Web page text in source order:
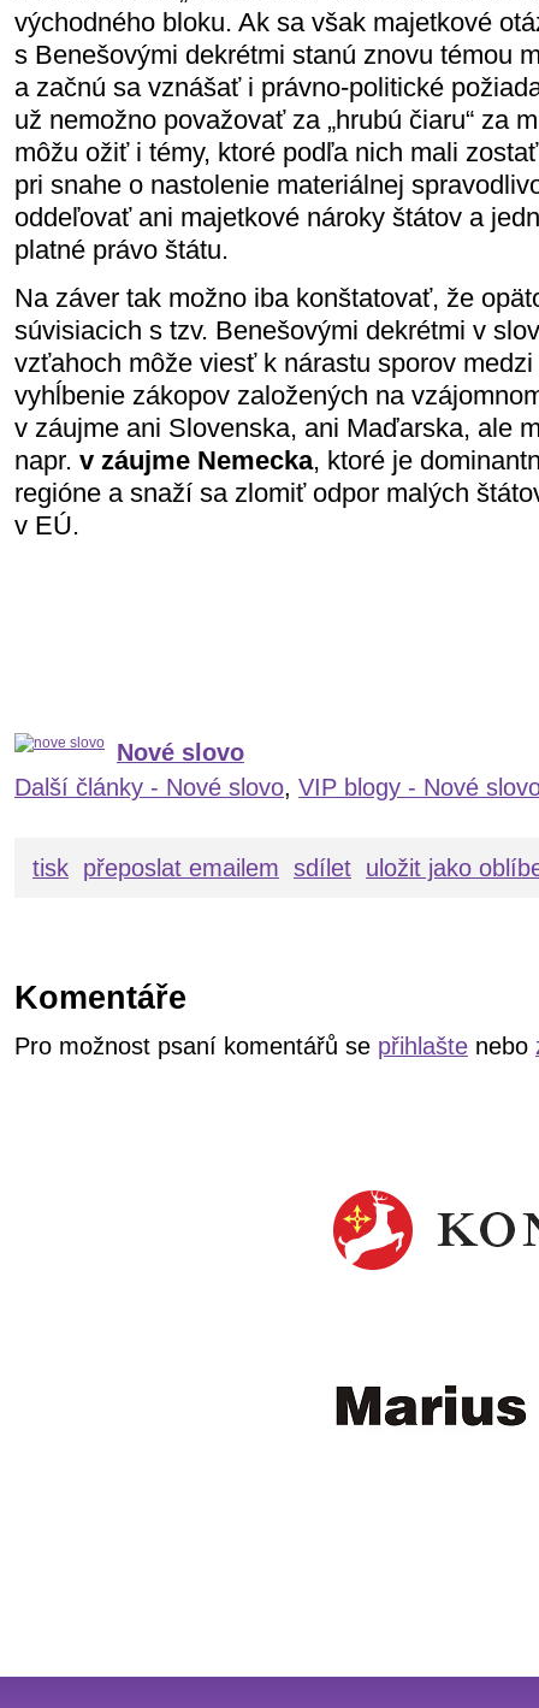
východného bloku. Ak sa však majetkové
s Benešovými dekrétmi stanú znovu témou
a začnú sa vznášať i právno-politické
už nemožno považovať za „hrubú čiaru“ za
môžu ožiť i témy, ktoré podľa nich mali
pri snahe o nastolenie materiálnej
oddeľovať ani majetkové nároky štátov a
platné právo štátu.
Na záver tak možno iba konštatovať, že
súvisiacich s tzv. Benešovými dekrétmi v
vzťahoch môže viesť k nárastu sporov
vyhĺbenie zákopov založených na
v záujme ani Slovenska, ani Maďarska, ale
napr. v záujme Nemecka, ktoré je
regióne a snaží sa zlomiť odpor malých
v EÚ.
Nové slovo
Další články - Nové slovo, VIP blogy - Nové
tisk přeposlat emailem sdílet uložit jako
Komentáře
Pro možnost psaní komentářů se přihlašte nebo